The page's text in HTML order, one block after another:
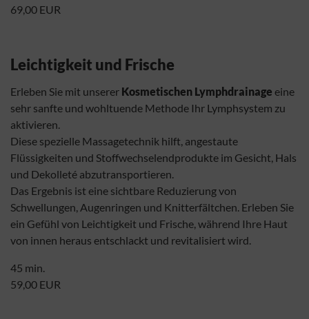
69,00 EUR
Leichtigkeit und Frische
Erleben Sie mit unserer Kosmetischen Lymphdrainage eine
sehr sanfte und wohltuende Methode Ihr Lymphsystem zu
aktivieren.
Diese spezielle Massagetechnik hilft, angestaute
Flüssigkeiten und Stoffwechselendprodukte im Gesicht, Hals
und Dekolleté abzutransportieren.
Das Ergebnis ist eine sichtbare Reduzierung von
Schwellungen, Augenringen und Knitterfältchen. Erleben Sie
ein Gefühl von Leichtigkeit und Frische, während Ihre Haut
von innen heraus entschlackt und revitalisiert wird.
45 min.
59,00 EUR